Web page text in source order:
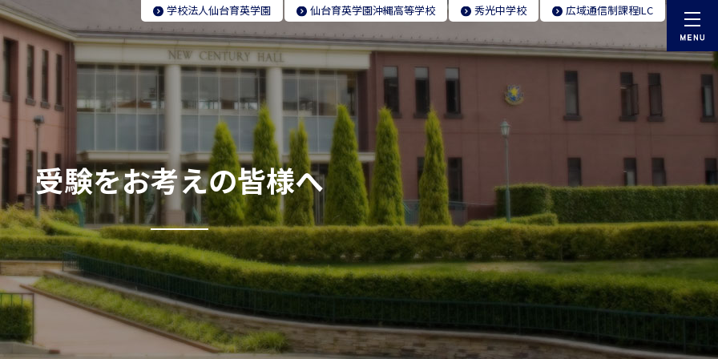
学校法人仙台育英学園 仙台育英学園沖縄高等学校 秀光中学校 広域通信制課程ILC
受験をお考えの皆様へ